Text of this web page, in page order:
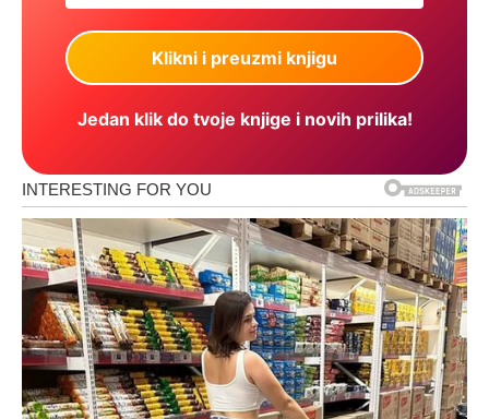
Jedan klik do tvoje knjige i novih prilika!